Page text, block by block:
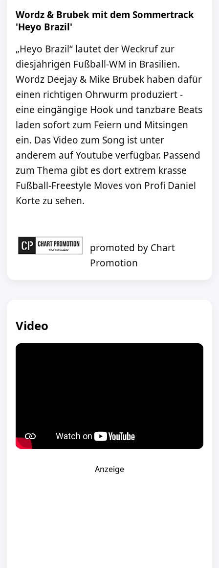
Wordz & Brubek mit dem Sommertrack
'Heyo Brazil'
„Heyo Brazil“ lautet der Weckruf zur
diesjährigen Fußball-WM in Brasilien.
Wordz Deejay & Mike Brubek haben dafür
einen richtigen Ohrwurm produziert -
eine eingängige Hook und tanzbare Beats
laden sofort zum Feiern und Mitsingen
ein. Das Video zum Song ist unter
anderem auf Youtube verfügbar. Passend
zum Thema gibt es dort extrem krasse
Fußball-Freestyle Moves von Profi Daniel
Korte zu sehen.
promoted by Chart
Promotion
Video
Anzeige